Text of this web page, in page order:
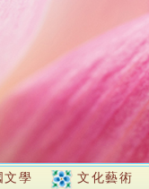
文學 文化藝術